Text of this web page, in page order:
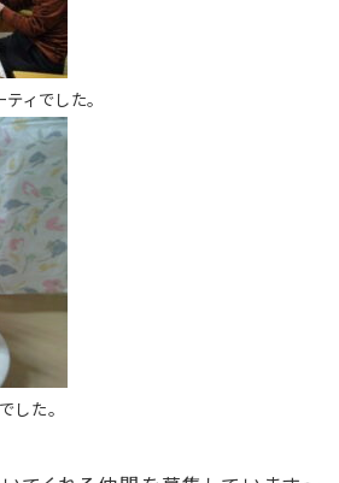
ィでした。
した。